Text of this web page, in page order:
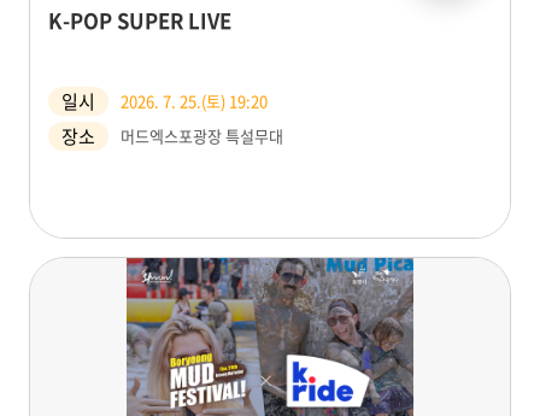
K-POP SUPER LIVE
일시 2026. 7. 25.(토) 19:20
장소 머드엑스포광장 특설무대